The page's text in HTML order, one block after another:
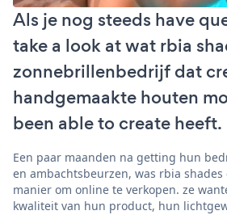
Als je nog steeds have
take a look at wat rbia
zonnebrillenbedrijf dat
handgemaakte houten
been able to create heeft.
Een paar maanden na getting hun
en ambachtsbeurzen, was rbia shades
manier om online te verkopen. ze
kwaliteit van hun product, hun